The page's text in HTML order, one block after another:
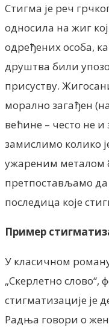
Стигма је реч
односила на жиг
одређених особа,
друштва били
присуству.
морално загађен
већине – често не
замислимо колико
ужареним металом
претпостављамо
последица које
Пример
У класичном
„Скерлетно
стигматизације је
Радња говори о